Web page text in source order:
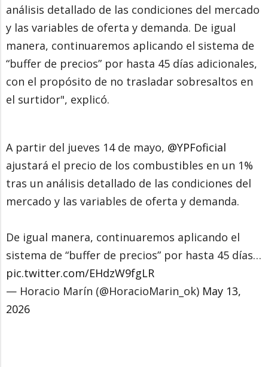
análisis detallado de las condiciones del mercado
y las variables de oferta y demanda. De igual
manera, continuaremos aplicando el sistema de
“buffer de precios” por hasta 45 días adicionales,
con el propósito de no trasladar sobresaltos en
el surtidor", explicó.
A partir del jueves 14 de mayo, @YPFoficial
ajustará el precio de los combustibles en un 1%
tras un análisis detallado de las condiciones del
mercado y las variables de oferta y demanda.
De igual manera, continuaremos aplicando el
sistema de “buffer de precios” por hasta 45 días…
pic.twitter.com/EHdzW9fgLR
— Horacio Marín (@HoracioMarin_ok) May 13,
2026